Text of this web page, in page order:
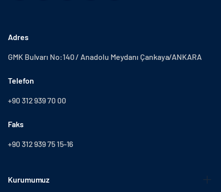
Adres
GMK Bulvarı No:140 / Anadolu Meydanı Çankaya/ANKARA
Telefon
+90 312 939 70 00
Faks
+90 312 939 75 15-16
Kurumumuz